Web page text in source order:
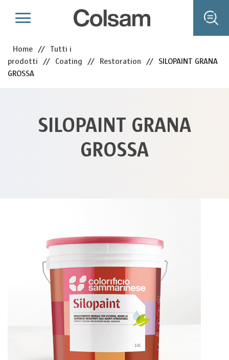
Home // Tutti i
prodotti // Coating // Restoration // SILOPAINT GRANA
GROSSA
SILOPAINT GRANA
GROSSA